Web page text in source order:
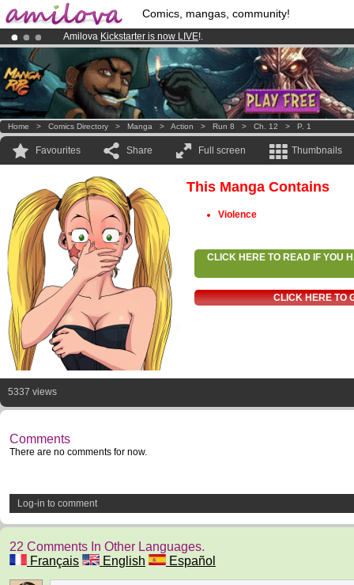
Comics, mangas, community!
Amilova Kickstarter is now LIVE!.
Premium membership from3.95 eurosper month !Get membership
Already 100000membersand 1000 comics & mangas!.
Home > Comics Directory > Manga > Action > Run 8 > Ch. 12 > P. 1
Favourites Share Full screen Thumbnails
This Manga Contains
Violence
CLICK HERE TO READ IF YOU
CLICK HERE TO
5337 views
Comments
There are no comments for now.
Log-in to comment
22 Comments In Other Languages.
Français
English Español